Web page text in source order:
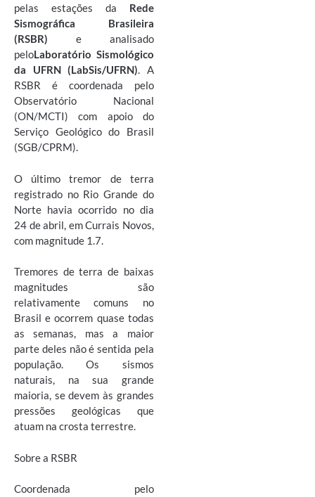
pelas estações da Rede
Sismográfica Brasileira
(RSBR) e analisado
peloLaboratório Sismológico
da UFRN (LabSis/UFRN). A
RSBR é coordenada pelo
Observatório Nacional
(ON/MCTI) com apoio do
Serviço Geológico do Brasil
(SGB/CPRM).
O último tremor de terra
registrado no Rio Grande do
Norte havia ocorrido no dia
24 de abril, em Currais Novos,
com magnitude 1.7.
Tremores de terra de baixas
magnitudes são
relativamente comuns no
Brasil e ocorrem quase todas
as semanas, mas a maior
parte deles não é sentida pela
população. Os sismos
naturais, na sua grande
maioria, se devem às grandes
pressões geológicas que
atuam na crosta terrestre.
Sobre a RSBR
Coordenada pelo